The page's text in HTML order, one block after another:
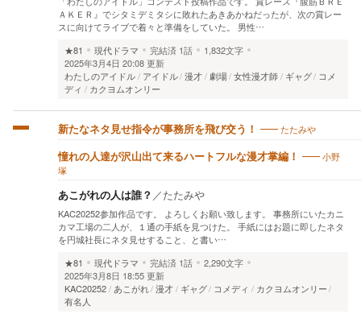
ＡＫＥＲ』でシタミデミタシに敗れたあきあかねだったが、次の賞レー
スに向けてライブで着々と準備をしていた。 男性…
★81
現代ドラマ 完結済 1話
1,832文字
2025年3月4日 20:08 更新
わたしのアイドル
アイドル 漫才 劇場 女性漫才師 ギャグ コメ
ディ
カクヨムオンリー
新たなネタ見せ指令が事務所を飛び交う！ たたみや
憧れの人達が沢山出て来るハートフルな漫才掌編！
小野
塚
あこがれの人は誰？ ／たたみや
KAC20252参加作品です。 よろしくお願い致します。 事務所にいたカニ
カマ工場の二人が、１通の手紙を見つけた。 手紙にはお題に即したネタ
を円城社長にネタ見せすること、と書い…
★81
現代ドラマ 完結済 1話
2,290文字
2025年3月8日 18:55 更新
KAC20252
あこがれ 漫才 ギャグ コメディ
カクヨムオンリー
有名人